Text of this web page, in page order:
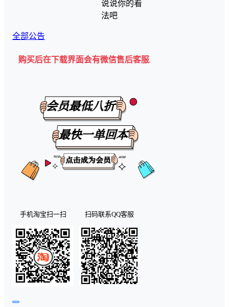
说说你的看
法吧
全部公告
后在下载界面会有微信售后客服二维码💡
手机淘宝扫一扫 扫码联系QQ客服